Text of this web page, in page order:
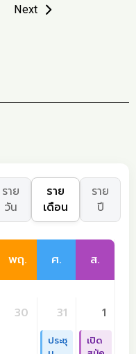
Next
ราย
วัน
ราย
เดือน
ราย
ปี
พฤ. ศ. ส.
30 31
ประชุ
1
เปิด